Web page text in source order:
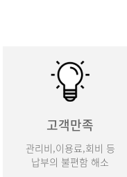
고객만족
관리비,이용료,회비 등
납부의 불편함 해소